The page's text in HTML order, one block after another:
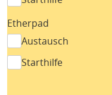
Etherpad
Austausch
Starthilfe